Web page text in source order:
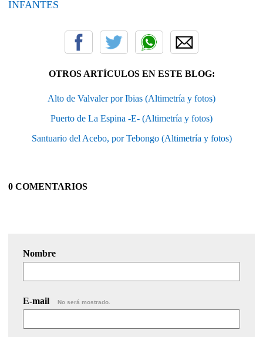
INFANTES
OTROS ARTÍCULOS EN ESTE BLOG:
Alto de Valvaler por Ibias (Altimetría y fotos)
Puerto de La Espina -E- (Altimetría y fotos)
Santuario del Acebo, por Tebongo (Altimetría y fotos)
0 COMENTARIOS
Nombre
E-mail No será mostrado.